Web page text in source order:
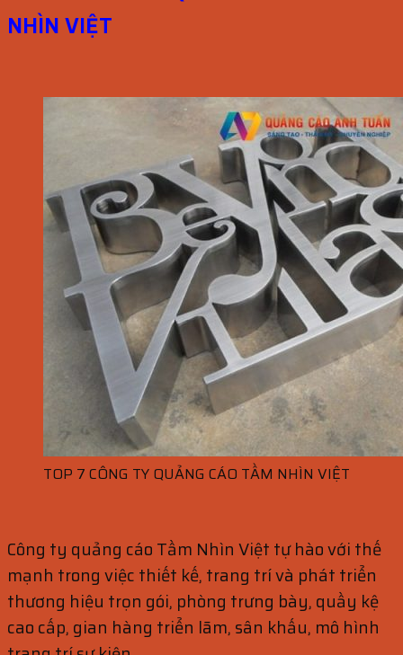
NHÌN VIỆT
TOP 7 CÔNG TY QUẢNG CÁO TẦM NHÌN VIỆT
Công ty quảng cáo Tầm Nhìn Việt tự hào với thế
mạnh trong việc thiết kế, trang trí và phát triển
thương hiệu trọn gói, phòng trưng bày, quầy kệ
cao cấp, gian hàng triển lãm, sân khấu, mô hình